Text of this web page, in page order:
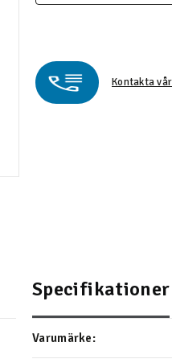
Kontakta
Specifikationer
Varumärke: